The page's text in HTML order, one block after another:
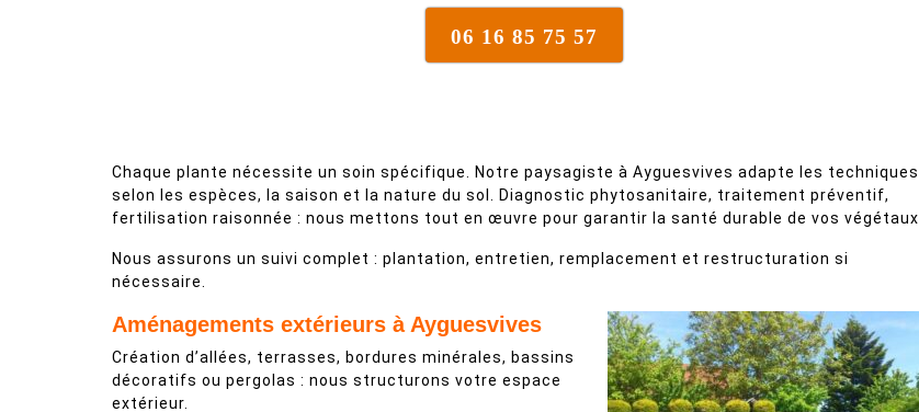
06 16 85 75 57
Chaque plante nécessite un soin spécifique. Notre paysagiste à Ayguesvives adapte les techniques
selon les espèces, la saison et la nature du sol. Diagnostic phytosanitaire, traitement préventif,
fertilisation raisonnée : nous mettons tout en œuvre pour garantir la santé durable de vos végétaux.
Nous assurons un suivi complet : plantation, entretien, remplacement et restructuration si
nécessaire.
Aménagements extérieurs à Ayguesvives
Création d’allées, terrasses, bordures minérales, bassins
décoratifs ou pergolas : nous structurons votre espace
extérieur.